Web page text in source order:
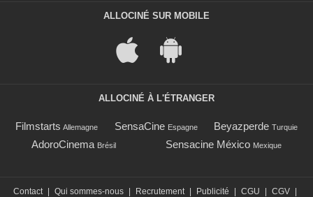
ALLOCINÉ SUR MOBILE
ALLOCINÉ À L'ÉTRANGER
Filmstarts Allemagne SensaCine Espagne Beyazperde Turquie
AdoroCinema Brésil Sensacine México Mexique
Contact Qui sommes-nous Recrutement Publicité CGU CGV